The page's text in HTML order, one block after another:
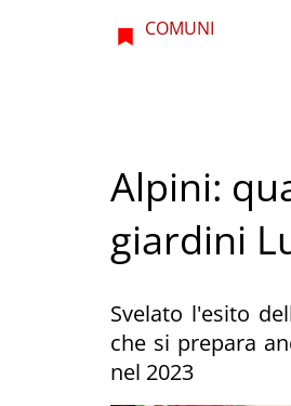
COMUNI
Alpini:
giardini
Svelato l'esito
che si prepara
nel 2023